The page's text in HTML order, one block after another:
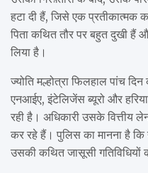
हटा दी हैं, जिसे एक
पिता कथित तौर पर बहुत दुखी
लिया है।
ज्योति मल्होत्रा ​​फिलहाल पांच
एनआईए, इंटेलिजेंस ब्यूरो और
रही है। अधिकारी उसके वित्तीय
कर रहे हैं। पुलिस का मानना ​​है
उसकी कथित जासूसी गतिविधियों